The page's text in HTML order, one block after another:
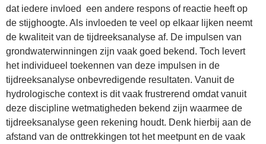
dat iedere invloed een andere respons of reactie heeft op
de stijghoogte. Als invloeden te veel op elkaar lijken neemt
de kwaliteit van de tijdreeksanalyse af. De impulsen van
grondwaterwinningen zijn vaak goed bekend. Toch levert
het individueel toekennen van deze impulsen in de
tijdreeksanalyse onbevredigende resultaten. Vanuit de
hydrologische context is dit vaak frustrerend omdat vanuit
deze discipline wetmatigheden bekend zijn waarmee de
tijdreeksanalyse geen rekening houdt. Denk hierbij aan de
afstand van de onttrekkingen tot het meetpunt en de vaak